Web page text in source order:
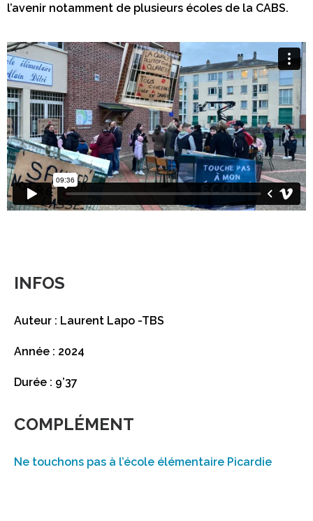
l’avenir notamment de plusieurs écoles de la CABS.
INFOS
Auteur : Laurent Lapo -TBS
Année : 2024
Durée : 9’37
COMPLÉMENT
Ne touchons pas à l’école élémentaire Picardie